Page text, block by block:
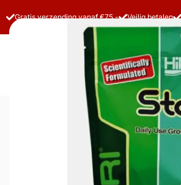
Gratis verzending vanaf €75,- Veilig betalen